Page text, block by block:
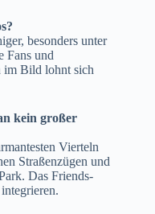
besonders unter
Fans und
im Bild lohnt sich
kein großer
Vierteln
Straßenzügen und
Das Friends-